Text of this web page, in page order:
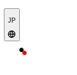
JP